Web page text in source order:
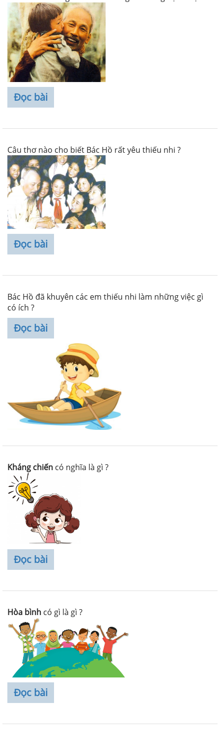
Đọc bài
Câu thơ nào cho biết Bác Hồ rất yêu thiếu nhi ?
Đọc bài
Bác Hồ đã khuyên các em thiếu nhi làm những việc gì
có ích ?
Đọc bài
Kháng chiến có nghĩa là gì ?
Đọc bài
Hòa bình có gì là gì ?
Đọc bài